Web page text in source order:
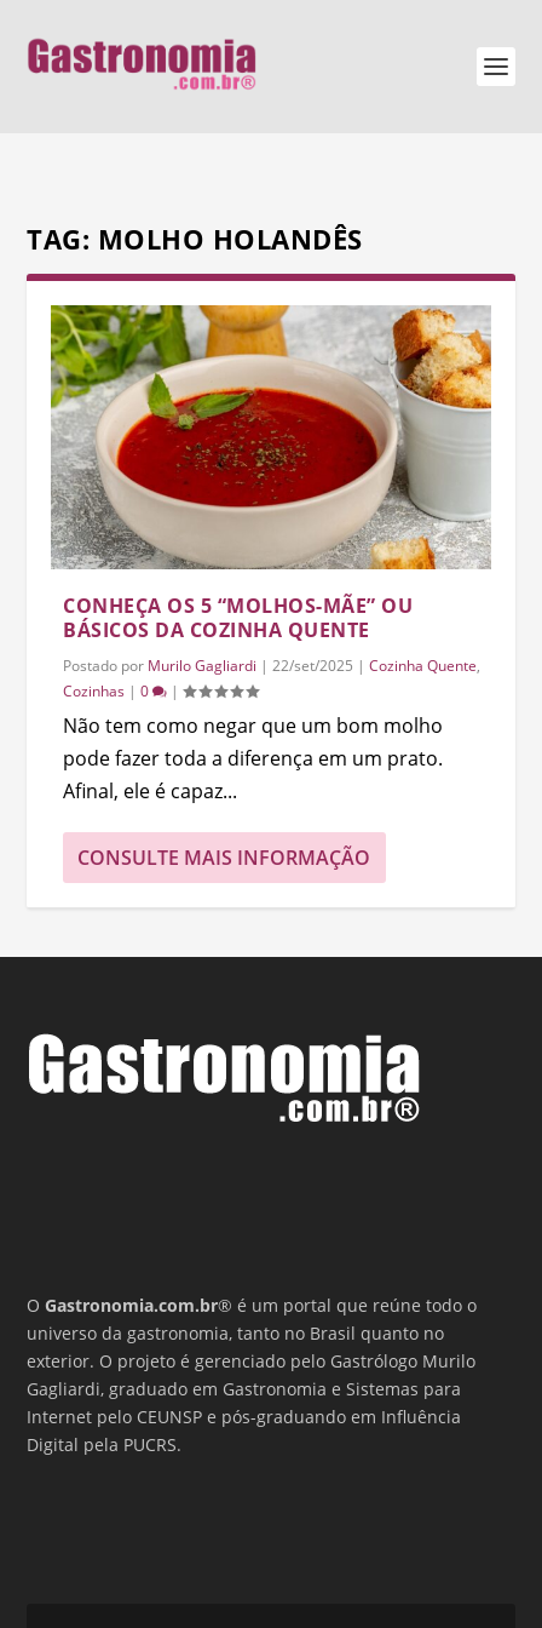
TAG: MOLHO HOLANDÊS
CONHEÇA OS 5 “MOLHOS-MÃE” OU
BÁSICOS DA COZINHA QUENTE
Postado por Murilo Gagliardi |22/set/2025 |Cozinha Quente,
Cozinhas |0 |
Não tem como negar que um bom molho
pode fazer toda a diferença em um prato.
Afinal, ele é capaz...
CONSULTE MAIS INFORMAÇÃO
OGastronomia.com.br® é um portal que reúne todo o
universo da gastronomia, tanto no Brasil quanto no
exterior. O projeto é gerenciado pelo Gastrólogo Murilo
Gagliardi, graduado em Gastronomia e Sistemas para
Internet pelo CEUNSP e pós-graduando em Influência
Digital pela PUCRS.